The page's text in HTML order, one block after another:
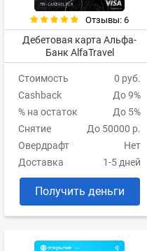
Отзывы: 6
Дебетовая карта Альфа-
Банк AlfaTravel
Стоимость
0 руб.
Cashback
До 9%
% на остаток
До 5%
Снятие
До 50000 р.
Овердрафт
Нет
Доставка
1-5 дней
Получить деньги